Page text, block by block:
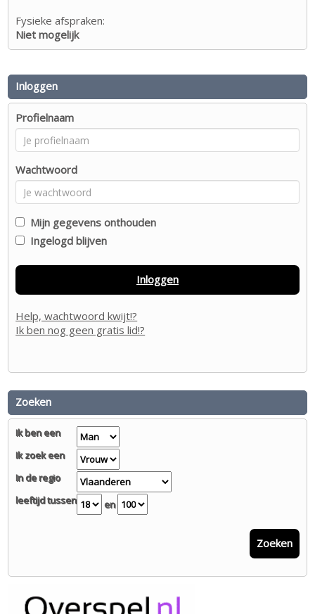
Fysieke afspraken:
Niet mogelijk
Inloggen
Profielnaam
Wachtwoord
Mijn gegevens onthouden
Ingelogd blijven
Inloggen
Help, wachtwoord kwijt!?
Ik ben nog geen gratis lid!?
Zoeken
Ik ben een
Ik zoek een
In de regio
leeftijd tussen
en
Zoeken